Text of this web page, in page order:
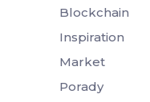
Blockchain
Inspiration
Market
Porady